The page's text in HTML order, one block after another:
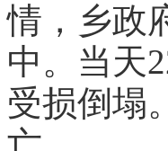
情，乡政
中。当天
受损倒塌